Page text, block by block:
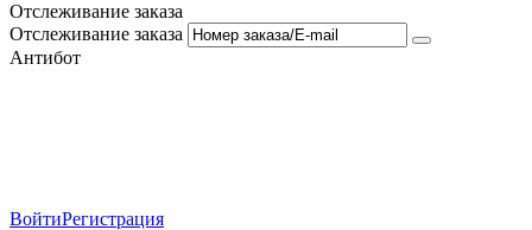
Отслеживание заказа
Отслеживание заказа
Антибот
ВойтиРегистрация